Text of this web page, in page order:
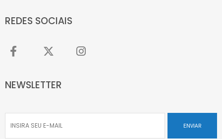
REDES SOCIAIS
NEWSLETTER
ENVIAR